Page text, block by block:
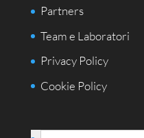
Partners
Team e Laboratori
Privacy Policy
Cookie Policy